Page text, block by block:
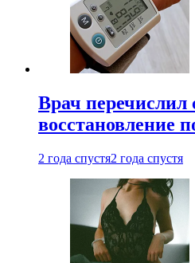
Врач перечислил
восстановление
2 года спустя2 года спустя